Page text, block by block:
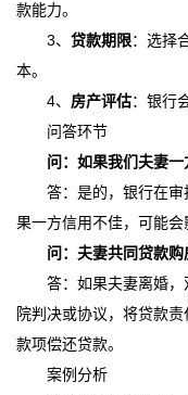
款能力。
3、 贷款期限：选择
本。
4、 房产评估：银行
问答环节
问：如果我们夫妻一
答：是的，银行在
果一方信用不佳，可能会
问：夫妻共同贷款购
答：如果夫妻离婚
院判决或协议，将贷款
款项偿还贷款。
案例分析